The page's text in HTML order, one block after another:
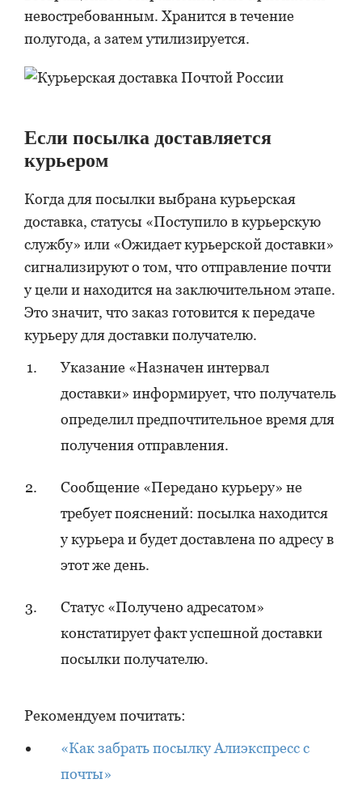
невостребованным. Хранится в течение
полугода, а затем утилизируется.
Если посылка доставляется
курьером
Когда для посылки выбрана курьерская
доставка, статусы «Поступило в курьерскую
службу» или «Ожидает курьерской доставки»
сигнализируют о том, что отправление почти
у цели и находится на заключительном этапе.
Это значит, что заказ готовится к передаче
курьеру для доставки получателю.
Указание «Назначен интервал
доставки» информирует, что получатель
определил предпочтительное время для
получения отправления.
Сообщение «Передано курьеру» не
требует пояснений: посылка находится
у курьера и будет доставлена по адресу в
этот же день.
Статус «Получено адресатом»
констатирует факт успешной доставки
посылки получателю.
Рекомендуем почитать:
«Как забрать посылку Алиэкспресс с
почты»